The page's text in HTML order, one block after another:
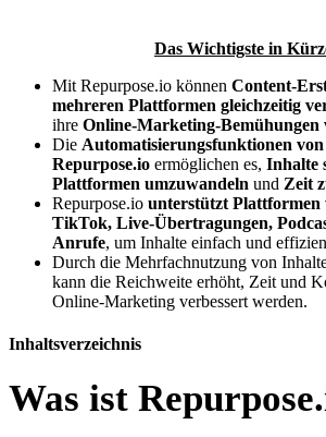
Das Wichtigste in
Mit Repurpose.io können Content-
mehreren Plattformen gleichzeitig
ihre Online-Marketing-Bemühungen
Die Automatisierungsfunktionen von
Repurpose.io ermöglichen es, Inhalte
Plattformen umzuwandeln und Zeit
Repurpose.io unterstützt Plattformen
TikTok, Live-Übertragungen,
Anrufe, um Inhalte einfach und
Durch die Mehrfachnutzung von
kann die Reichweite erhöht, Zeit und
Online-Marketing verbessert werden.
Inhaltsverzeichnis
Was ist